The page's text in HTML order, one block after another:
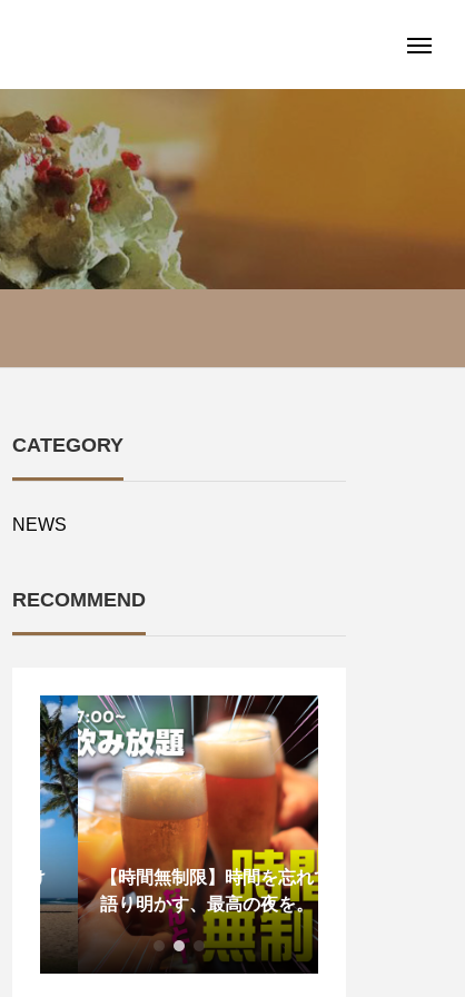
CATEGORY
NEWS
RECOMMEND
【時間無制限】時間を忘れて
語り明かす、最高の夜を。